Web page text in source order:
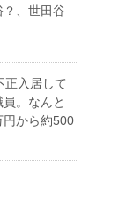
？、世田谷
正入居して
。なんと
円から約500